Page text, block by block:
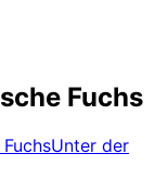
Fuchs
Unter der